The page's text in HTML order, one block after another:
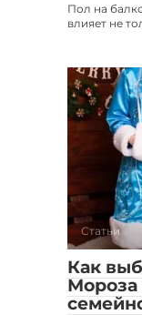
Пол на
влияет не
Статьи
Как
Мороза